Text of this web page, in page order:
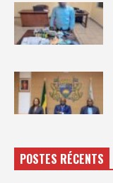
POSTES RÉCENTS